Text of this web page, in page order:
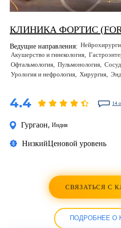
КЛИНИКА ФОРТИС
Ведущие направления:
Акушерство и гинекология
Офтальмология Пульмонология
Урология и нефрология Хирургия
4.4 14
Гургаон, Индия
НизкийЦеновой уровень
СВЯЗАТЬСЯ С
ПОДРОБНЕЕ О